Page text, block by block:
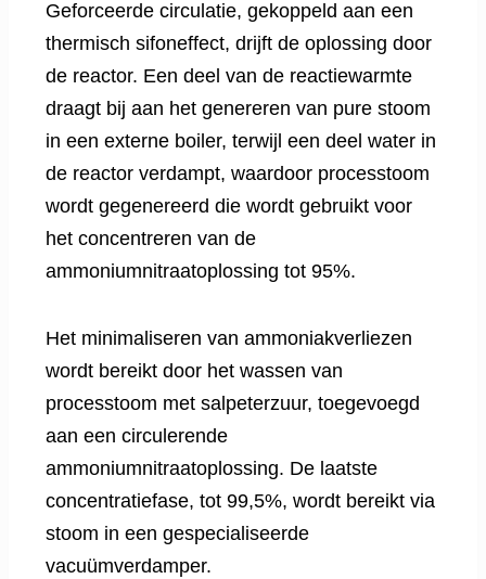
Geforceerde circulatie, gekoppeld aan een
thermisch sifoneffect, drijft de oplossing door
de reactor. Een deel van de reactiewarmte
draagt ​​bij aan het genereren van pure stoom
in een externe boiler, terwijl een deel water in
de reactor verdampt, waardoor processtoom
wordt gegenereerd die wordt gebruikt voor
het concentreren van de
ammoniumnitraatoplossing tot 95%.
Het minimaliseren van ammoniakverliezen
wordt bereikt door het wassen van
processtoom met salpeterzuur, toegevoegd
aan een circulerende
ammoniumnitraatoplossing. De laatste
concentratiefase, tot 99,5%, wordt bereikt via
stoom in een gespecialiseerde
vacuümverdamper.